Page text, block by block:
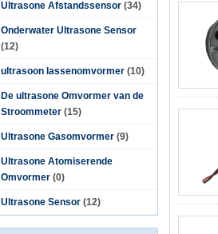
Ultrasone Afstandssensor (34)
Onderwater Ultrasone Sensor
(12)
ultrasoon lassenomvormer (10)
De ultrasone Omvormer van de
Stroommeter (15)
Ultrasone Gasomvormer (9)
Ultrasone Atomiserende
Omvormer (0)
Ultrasone Sensor (12)